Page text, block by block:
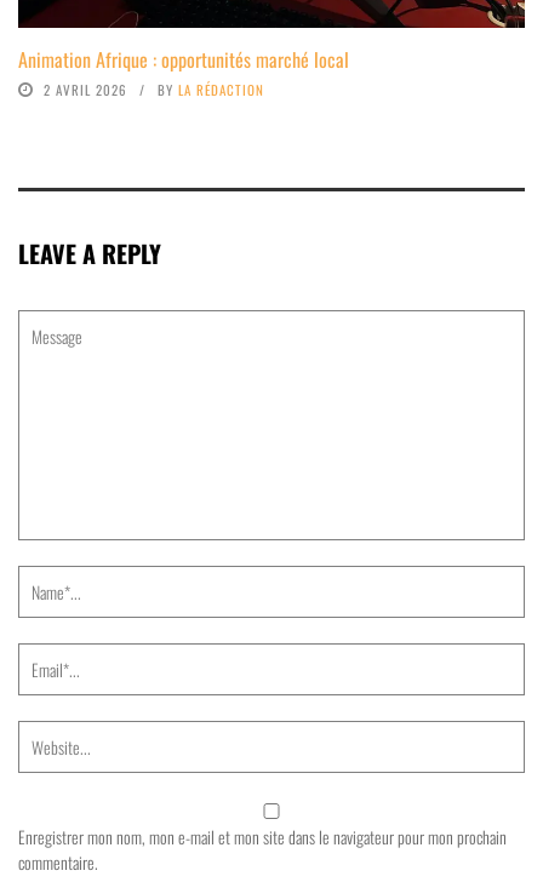
Animation Afrique : opportunités marché local
2 AVRIL 2026 BY LA RÉDACTION
LEAVE A REPLY
Enregistrer mon nom, mon e-mail et mon site dans le navigateur pour mon prochain
commentaire.